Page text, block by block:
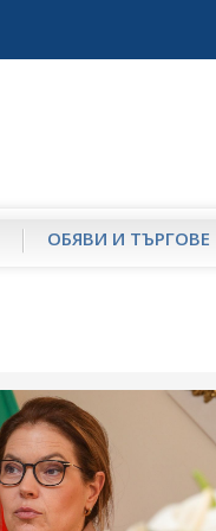
ОБЯВИ И ТЪРГОВЕ